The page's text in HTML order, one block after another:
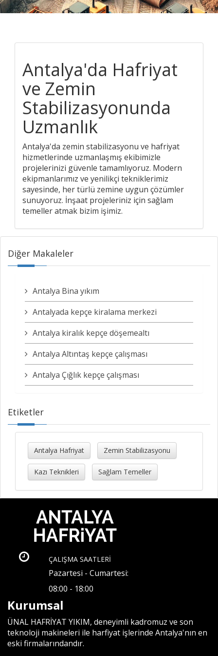
Antalya'da Hafriyat
ve Zemin
Stabilizasyonunda
Uzmanlık
Antalya'da zemin stabilizasyonu ve hafriyat
hizmetlerinde uzmanlaşmış ekibimizle
projelerinizi güvenle tamamlıyoruz. Modern
ekipmanlarımız ve yenilikçi tekniklerimiz
sayesinde, her türlü zemine uygun çözümler
sunuyoruz. İnşaat projeleriniz için sağlam
temeller atmak bizim işimiz.
Diğer Makaleler
Antalya Bina yıkım
Antalyada kepçe kiralama merkezi
Antalya kiralık kepçe döşemealtı
Antalya Altıntaş kepçe çalışması
Antalya Çığlık kepçe çalışması
Etiketler
Antalya Hafriyat Zemin Stabilizasyonu
Kazı Teknikleri Sağlam Temeller
ÇALIŞMA SAATLERİ
Pazartesi - Cumartesi:
08:00 - 18:00
Kurumsal
ÜNAL HAFRİYAT YIKIM, deneyimli kadromuz ve son
teknoloji makineleri ile harfiyat işlerinde Antalya'nın en
eski firmalarındandır.